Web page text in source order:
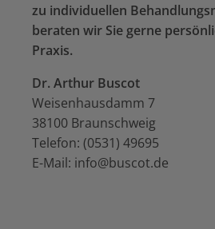
zu individuellen
beraten wir Sie gerne
Praxis.
Dr. Arthur Buscot
Weisenhausdamm 7
38100 Braunschweig
Telefon: (0531) 49695
E-Mail: info@buscot.de